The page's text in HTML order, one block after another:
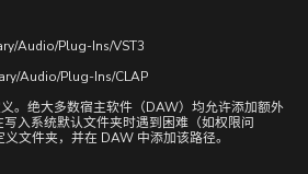
Audio/Plug-Ins/VST3
Audio/Plug-Ins/CLAP
。绝大多数宿主软件（DAW）均允许添加额外
入系统默认文件夹时遇到困难（如权限问
文件夹，并在 DAW 中添加该路径。